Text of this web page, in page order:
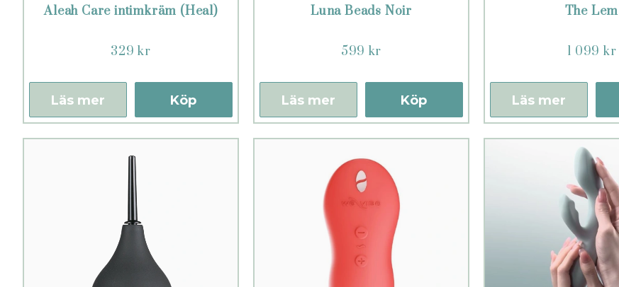
Aleah Care intimkräm (Heal)
329 kr
Köp
Läs mer
Luna Beads Noir
599 kr
Köp
Läs mer
The Lem
1 099 kr
Läs mer